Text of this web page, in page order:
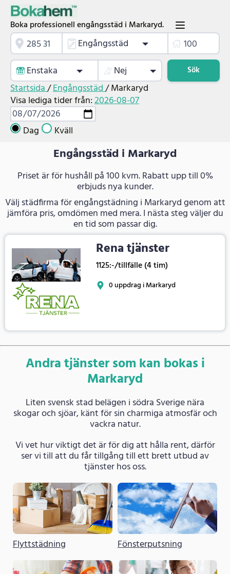
Boka professionell engångsstäd i Markaryd.
Engångsstäd
Enstaka
Nej Sök
Startsida/Engångsstäd/Markaryd
Visa lediga tider från:2026-08-07
Dag Kväll
Engångsstäd i Markaryd
Priset är för hushåll på 100 kvm. Rabatt upp till 0%
erbjuds nya kunder.
Välj städfirma för engångstädning i Markaryd genom att
jämföra pris, omdömen med mera. I nästa steg väljer du
en tid som passar dig.
Rena tjänster
1125:-/tillfälle (4 tim)
0 uppdrag i Markaryd
Andra tjänster som kan bokas i
Markaryd
Liten svensk stad belägen i södra Sverige nära
skogar och sjöar, känt för sin charmiga atmosfär och
vackra natur.
Vi vet hur viktigt det är för dig att hålla rent, därför
ser vi till att du får tillgång till ett brett utbud av
tjänster hos oss.
Flyttstädning Fönsterputsning